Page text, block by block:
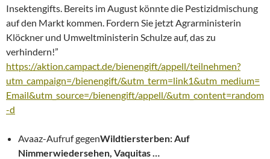
Insektengifts. Bereits im August könnte die Pestizidmischung
auf den Markt kommen. Fordern Sie jetzt Agrarministerin
Klöckner und Umweltministerin Schulze auf, das zu
verhindern!”
https://aktion.campact.de/bienengift/appell/teilnehmen?
utm_campaign=/bienengift/&utm_term=link1&utm_medium=
Email&utm_source=/bienengift/appell/&utm_content=random
-d
Avaaz-Aufruf gegenWildtiersterben: Auf
Nimmerwiedersehen, Vaquitas …